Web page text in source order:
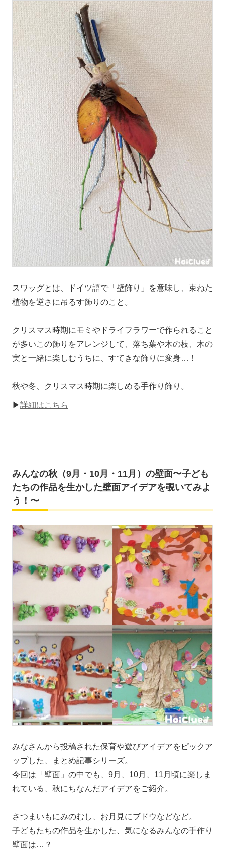
スワッグとは、ドイツ語で「壁飾り」を意味し、束ねた
植物を逆さに吊るす飾りのこと。
クリスマス時期にモミやドライフラワーで作られること
が多いこの飾りをアレンジして、落ち葉や木の枝、木の
実と一緒に楽しむうちに、すてきな飾りに変身…！
秋や冬、クリスマス時期に楽しめる手作り飾り。
▶詳細はこちら
みんなの秋（9月・10月・11月）の壁面〜子ども
たちの作品を生かした壁面アイデアを覗いてみよ
う！〜
みなさんから投稿された保育や遊びアイデアをピックア
ップした、まとめ記事シリーズ。
今回は「壁面」の中でも、9月、10月、11月頃に楽しま
れている、秋にちなんだアイデアをご紹介。
さつまいもにみのむし、お月見にブドウなどなど。
子どもたちの作品を生かした、気になるみんなの手作り
壁面は…？